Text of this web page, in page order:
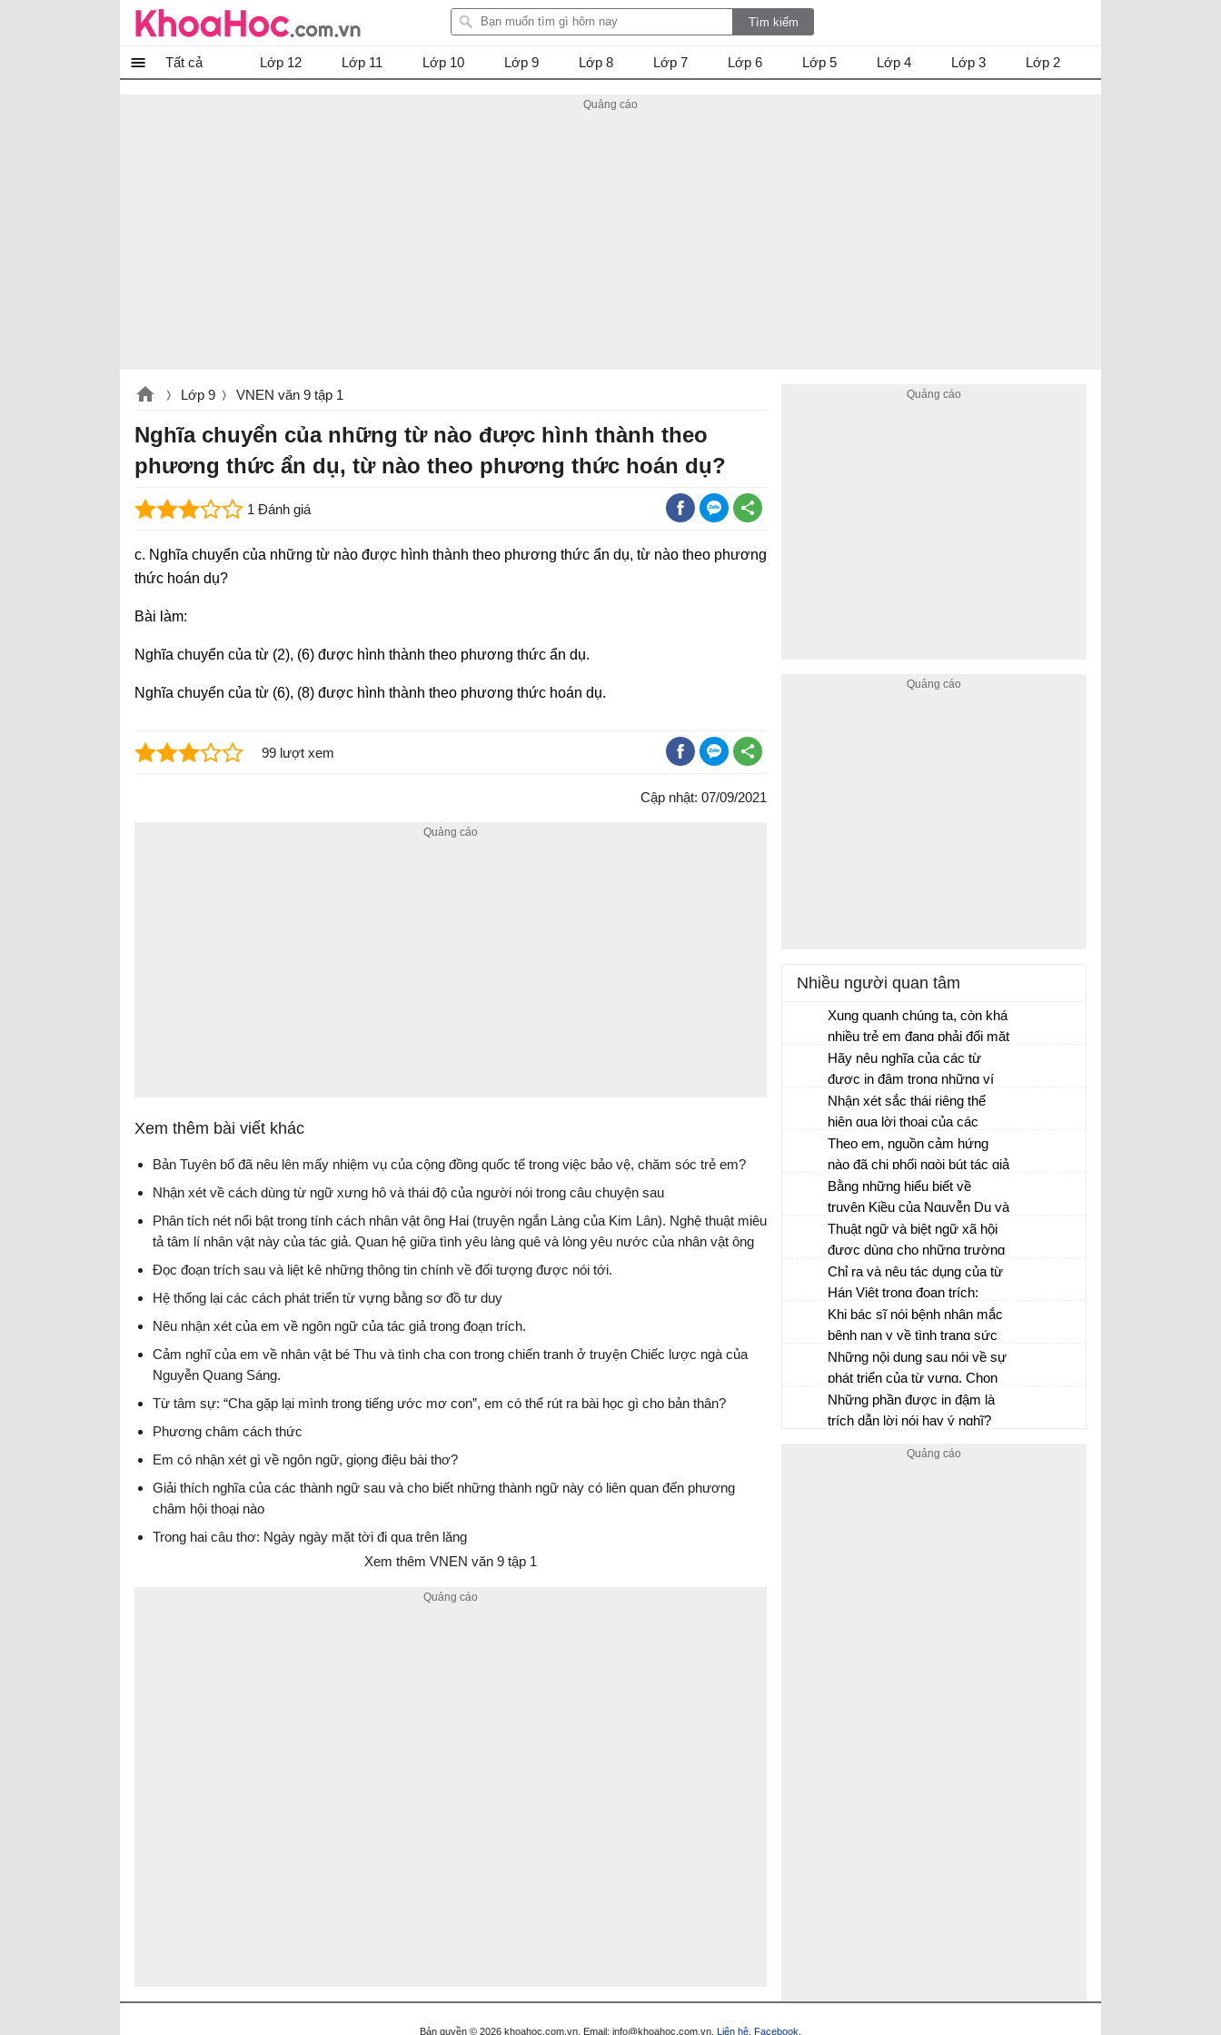
Tất cả Lớp 12 Lớp 11 Lớp 10 Lớp 9 Lớp 8 Lớp 7 Lớp 6 Lớp 5 Lớp 4 Lớp 3 Lớp 2
Lớp 9 VNEN văn 9 tập 1
Nghĩa chuyển của những từ nào được hình thành theo
phương thức ẩn dụ, từ nào theo phương thức hoán dụ?
1 Đánh giá
c. Nghĩa chuyển của những từ nào được hình thành theo phương thức ẩn dụ, từ nào theo phương
thức hoán dụ?
Bài làm:
Nghĩa chuyển của từ (2), (6) được hình thành theo phương thức ẩn dụ.
Nghĩa chuyển của từ (6), (8) được hình thành theo phương thức hoán dụ.
99 lượt xem
Cập nhật: 07/09/2021
Xem thêm bài viết khác
Bản Tuyên bố đã nêu lên mấy nhiệm vụ của cộng đồng quốc tế trong việc bảo vệ, chăm sóc trẻ em?
Nhận xét về cách dùng từ ngữ xưng hô và thái độ của người nói trong câu chuyện sau
Phân tích nét nổi bật trong tính cách nhân vật ông Hai (truyện ngắn Làng của Kim Lân). Nghệ thuật miêu
tả tâm lí nhân vật này của tác giả. Quan hệ giữa tình yêu làng quê và lòng yêu nước của nhân vật ông
Hai.
Đọc đoạn trích sau và liệt kê những thông tin chính về đối tượng được nói tới.
Hệ thống lại các cách phát triển từ vựng bằng sơ đồ tư duy
Nêu nhận xét của em về ngôn ngữ của tác giả trong đoạn trích.
Cảm nghĩ của em về nhân vật bé Thu và tình cha con trong chiến tranh ở truyện Chiếc lược ngà của
Nguyễn Quang Sáng.
Từ tâm sự: “Cha gặp lại mình trong tiếng ước mơ con”, em có thể rút ra bài học gì cho bản thân?
Phương châm cách thức
Em có nhận xét gì về ngôn ngữ, giọng điệu bài thơ?
Giải thích nghĩa của các thành ngữ sau và cho biết những thành ngữ này có liên quan đến phương
châm hội thoại nào
Trong hai câu thơ: Ngày ngày mặt tời đi qua trên lăng
Xem thêm VNEN văn 9 tập 1
Nhiều người quan tâm
Xung quanh chúng ta, còn khá
nhiều trẻ em đang phải đối mặt
với cuộc sống rất khó khăn
cần sự chung tay giúp đỡ của
cộng đồng.
Hãy nêu nghĩa của các từ
được in đậm trong những ví
dụ trên.
Nhận xét sắc thái riêng thể
hiện qua lời thoại của các
nhân vật trong đoạn trích
(Phong Lai, Vân Tiên, Nguyệt
Nga)...
Theo em, nguồn cảm hứng
nào đã chi phối ngòi bút tác giả
khi tạo dựng hình ảnh người
anh hùng dân tộc Quang
Trung - Nguyễn Huệ?
Bằng những hiểu biết về
truyện Kiều của Nguyễn Du và
truyện Lục Vân Tiên của
Nguyễn Đình chiểu ,hãy chỉ ra
những đặc điểm tiêu biểu của
truyện thơ
Thuật ngữ và biệt ngữ xã hội
được dùng cho những trường
hợp nào? Nêu ví dụ minh họa.
Chỉ ra và nêu tác dụng của từ
Hán Việt trong đoạn trích:
Khi bác sĩ nói bệnh nhân mắc
bệnh nan y về tình trạng sức
khỏe của người đó thì phương
châm hội thoại nào có thể
không được tuân thủ?
Những nội dung sau nói về sự
phát triển của từ vựng. Chọn
các phương án đúng
Những phần được in đậm là
trích dẫn lời nói hay ý nghĩ?
phận đứng trước bởi dấu gì?
Bản quyền © 2026 khoahoc.com.vn. Email: info@khoahoc.com.vn Liên hệ Facebook